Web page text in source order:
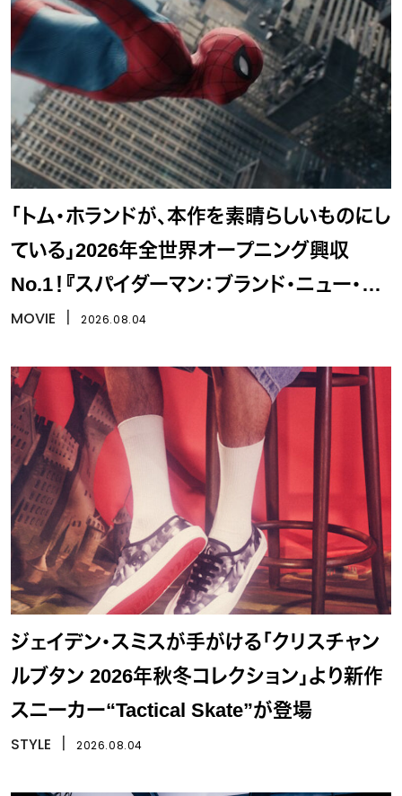
「トム・ホランドが、本作を素晴らしいものにし
ている」2026年全世界オープニング興収
No.1！『スパイダーマン：ブランド・ニュー・デ
イ』
MOVIE 2026.08.04
ジェイデン・スミスが手がける「クリスチャン
ルブタン 2026年秋冬コレクション」より新作
スニーカー“Tactical Skate”が登場
STYLE 2026.08.04